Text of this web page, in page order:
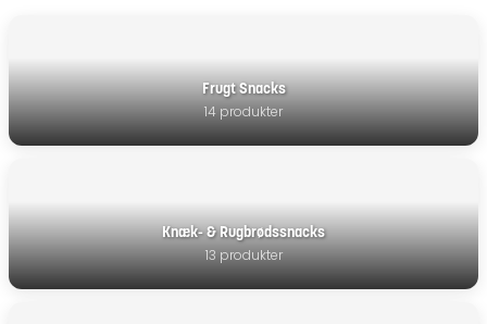
Frugt Snacks
14 produkter
Knæk- & Rugbrødssnacks
13 produkter